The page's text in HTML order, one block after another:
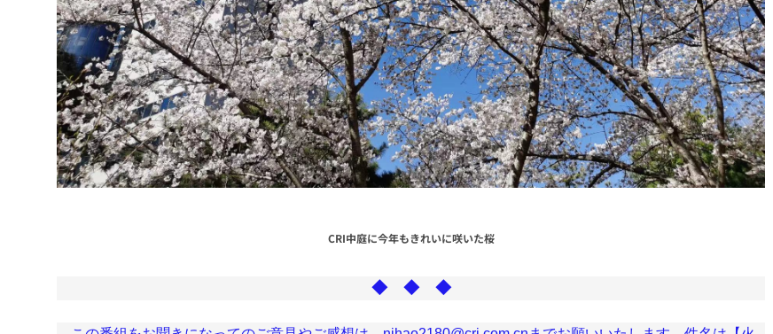
CRI中庭に今年もきれいに咲いた桜
◆ ◆ ◆